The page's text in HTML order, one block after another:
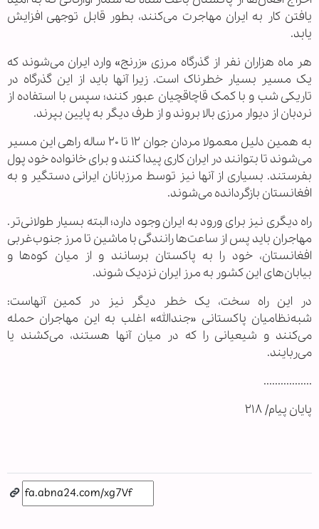
یافتن کار به ایران مهاجرت می‌کنند، بطور قابل توجهی افزایش
یابد.
هر ماه هزاران نفر از گذرگاه مرزی «زرنج» وارد ایران می‌شوند که
یک مسیر بسیار خطرناک است. زیرا آنها باید از این گذرگاه در
تاریکی شب و با کمک قاچاقچیان عبور کنند؛ سپس با استفاده از
نردبان از دیوار مرزی بالا بروند و از طرف دیگر به پایین بپرند.
به همین دلیل معمولا مردان جوان ۱۲ تا ۲۰ ساله راهی این مسیر
می‌شوند تا بتوانند در ایران کاری پیدا کنند و برای خانواده خود پول
بفرستند. بسیاری از آنها نیز توسط مرزبانان ایرانی دستگیر و به
افغانستان بازگردانده می‌شوند.
راه دیگری نیز برای ورود به ایران وجود دارد؛ البته بسیار طولانی‌تر.
مهاجران باید پس از ساعت‌ها رانندگی با ماشین تا مرز جنوب‌غربی
افغانستان، خود را به پاکستان برسانند و از میان کوه‌ها و
بیابان‌های این کشور به مرز ایران نزدیک شوند.
در این راه سخت، یک خطر دیگر نیز در کمین آنهاست:
شبه‌نظامیان پاکستانی «جندالله» اغلب به این مهاجران حمله
می‌کنند و شیعیانی را که در میان آنها هستند، می‌کشند یا
می‌ربایند.
.................
پایان پیام/ ۲۱۸